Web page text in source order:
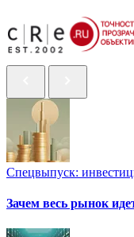
Спецвыпуск:
Зачем весь рынок